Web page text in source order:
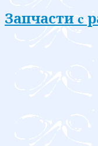
Запчасти c